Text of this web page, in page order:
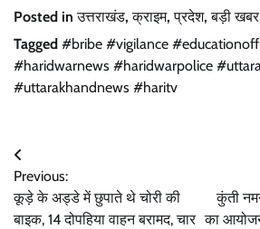
Posted inउत्तराखंड,क्राइम,प्रदेश,बड़ी खबर
Tagged #bribe #vigilance
#haridwarnews #haridwarpolice
#uttarakhandnews #haritv
Post
navigation
Previous:
कूड़े के अड्डे में छुपाते थे चोरी की
बाइक, 14 दोपहिया वाहन बरामद, चार
कुंती
का